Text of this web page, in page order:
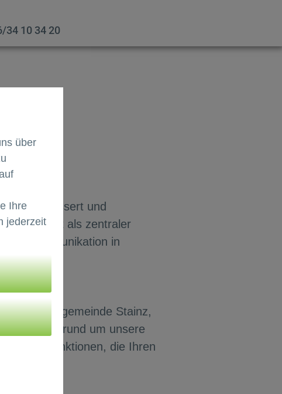
34 10 34 20
besser!
ist verbessert und
ab sofort als zentraler
Kommunikation in
die Marktgemeinde Stainz,
rund um unsere
neuen Funktionen, die Ihren
über
Ihre
jederzeit